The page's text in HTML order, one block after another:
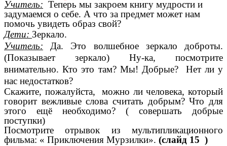
Учитель: Теперь мы закроем книгу мудрости и
задумаемся о себе. А что за предмет может нам
помочь увидеть образ свой?
Дети: Зеркало.
Учитель: Да. Это волшебное зеркало доброты.
(Показывает зеркало) Ну-ка, посмотрите
внимательно. Кто это там? Мы! Добрые? Нет ли у
нас недостатков?
Скажите, пожалуйста, можно ли человека, который
говорит вежливые слова считать добрым? Что для
этого ещё необходимо? ( совершать добрые
поступки)
Посмотрите отрывок из мультипликационного
фильма: « Приключения Мурзилки». (слайд 15 )